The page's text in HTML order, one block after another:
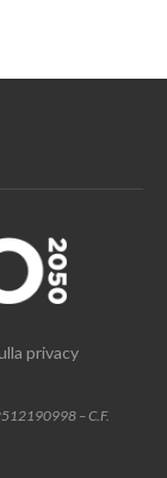
privacy
– C.F.